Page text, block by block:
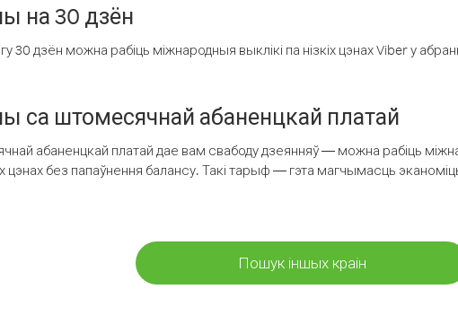
на 30 дзён
30 дзён можна рабіць міжнародныя выклікі па нізкіх цэнах Viber у
са штомесячнай абаненцкай платай
абаненцкай платай дае вам свабоду дзеянняў — можна рабіць
цэнах без папаўнення балансу. Такі тарыф — гэта магчымасць
Пошук іншых краін